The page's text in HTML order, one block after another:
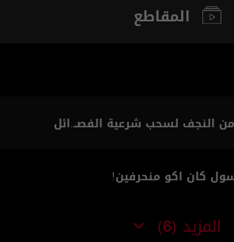
المقاطع
النجف لسحب شرعية الفصــ.ائل
كان اكو منحرفين!
المزيد (6)